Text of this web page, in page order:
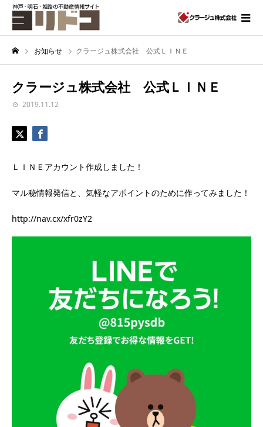
お知らせ クラージュ株式会社 公式ＬＩＮＥ
クラージュ株式会社 公式ＬＩＮＥ
2019.11.12
ＬＩＮＥアカウント作成しました！
マル秘情報発信と、気軽なアポイントのために作ってみました！
http://nav.cx/xfr0zY2